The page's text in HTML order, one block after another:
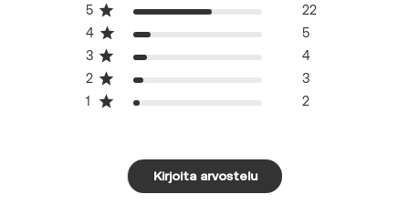
5
22
4
5
3
4
2
3
1
2
Kirjoita arvostelu